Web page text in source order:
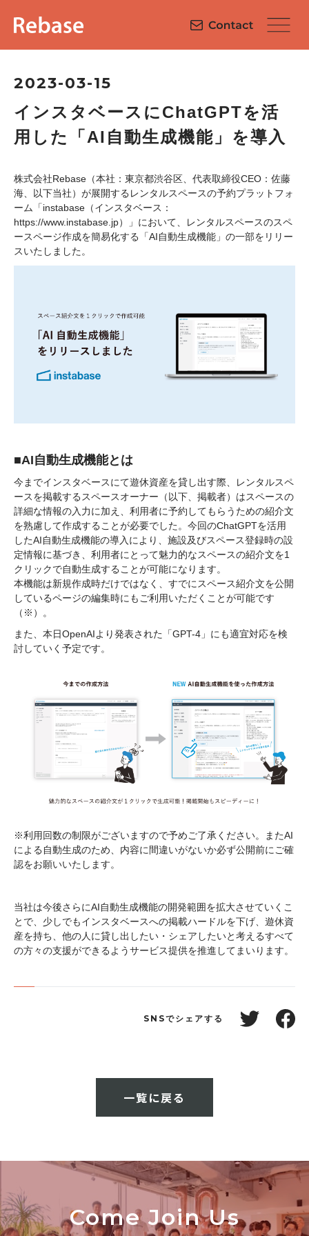
2023-03-15
インスタベースにChatGPTを活
用した「AI自動生成機能」を導入
株式会社Rebase（本社：東京都渋谷区、代表取締役CEO：佐藤
海、以下当社）が展開するレンタルスペースの予約プラットフォ
ーム「instabase（インスタベース：
https://www.instabase.jp）」において、レンタルスペースのスペ
ースページ作成を簡易化する「AI自動生成機能」の一部をリリー
スいたしました。
■AI自動生成機能とは
今までインスタベースにて遊休資産を貸し出す際、レンタルスペ
ースを掲載するスペースオーナー（以下、掲載者）はスペースの
詳細な情報の入力に加え、利用者に予約してもらうための紹介文
を熟慮して作成することが必要でした。今回のChatGPTを活用
したAI自動生成機能の導入により、施設及びスペース登録時の設
定情報に基づき、利用者にとって魅力的なスペースの紹介文を1
クリックで自動生成することが可能になります。
本機能は新規作成時だけではなく、すでにスペース紹介文を公開
しているページの編集時にもご利用いただくことが可能です
（※）。
また、本日OpenAIより発表された「GPT-4」にも適宜対応を検
討していく予定です。
※利用回数の制限がございますので予めご了承ください。またAI
による自動生成のため、内容に間違いがないか必ず公開前にご確
認をお願いいたします。
当社は今後さらにAI自動生成機能の開発範囲を拡大させていくこ
とで、少しでもインスタベースへの掲載ハードルを下げ、遊休資
産を持ち、他の人に貸し出したい・シェアしたいと考えるすべて
の方々の支援ができるようサービス提供を推進してまいります。
SNSでシェアする
一覧に戻る
Come Join Us